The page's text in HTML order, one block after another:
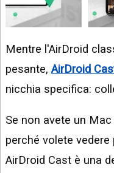
Mentre l'AirDroid
pesante, AirDroid
nicchia specifica:
Se non avete un
perché volete
AirDroid Cast è una